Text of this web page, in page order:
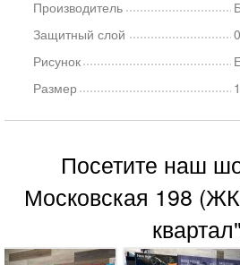
Производитель
Защитный слой
Рисунок
Размер
Посетите наш
Московская 198